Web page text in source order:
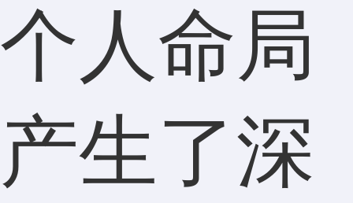
个人命局
产生了深